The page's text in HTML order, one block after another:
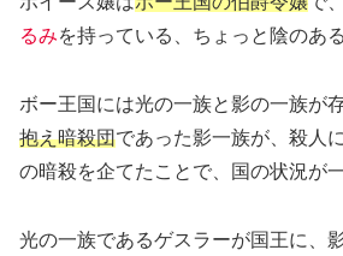
るみを持っている、ちょっと陰のあ
ボー王国には光の一族と影の一族が存
抱え暗殺団であった影一族が、殺人
の暗殺を企てたことで、国の状況が
光の一族であるゲスラーが国王に、